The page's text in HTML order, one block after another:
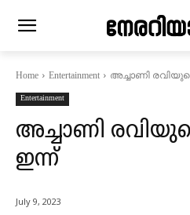
Home Entertainment അച്ചാണി
Entertainment
അച്ചാണി
ഇന്ന്
July 9, 2023